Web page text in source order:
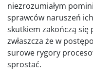
niezrozumiałym
sprawców naruszeń
skutkiem zakończą się
zwłaszcza że w
surowe rygory
sprostać.